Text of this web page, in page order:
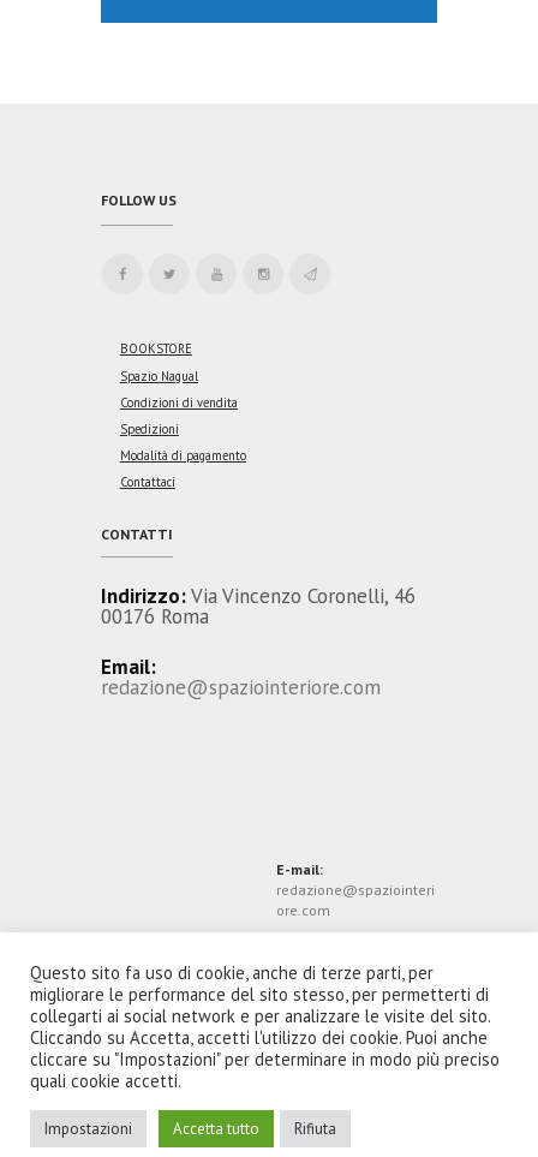
FOLLOW US
BOOKSTORE
Spazio Nagual
Condizioni di vendita
Spedizioni
Modalità di pagamento
Contattaci
CONTATTI
Indirizzo:Via Vincenzo Coronelli, 46
00176 Roma
Email:
redazione@spaziointeriore.com
E-mail:
redazione@spaziointeri
ore.com
Spazio Interiore Soc Coop © 2026. Tutti i diritti
Questo sito fa uso di cookie, anche di terze parti, per
migliorare le performance del sito stesso, per permetterti di
collegarti ai social network e per analizzare le visite del sito.
Cliccando su Accetta, accetti l'utilizzo dei cookie. Puoi anche
cliccare su "Impostazioni" per determinare in modo più preciso
quali cookie accetti.
Impostazioni Accetta tutto Rifiuta